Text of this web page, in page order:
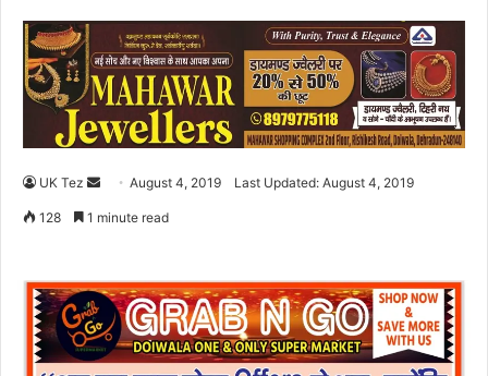
UK Tez
a
e
m
August 4, 2019 Last Updated: August 4, 2019
128 1 minute read